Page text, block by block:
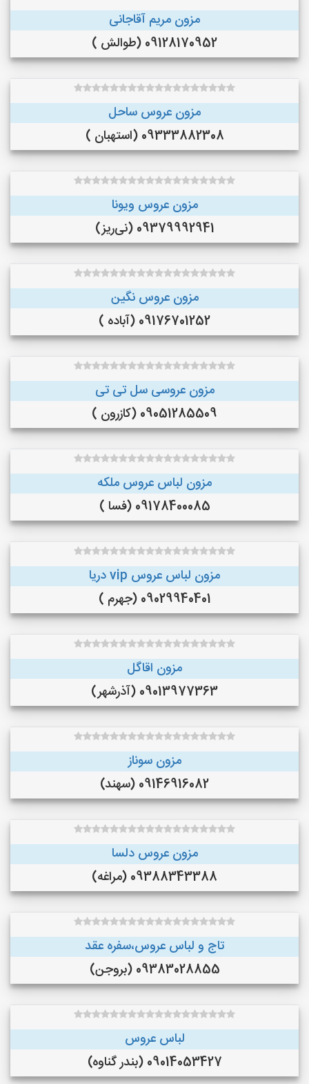
مزون مریم آقاجانی
09128170952 (طوالش )
مزون عروس ساحل
09333882308 (استهبان )
مزون عروس ویونا
09379992941 (نی‌ریز)
مزون عروس نگین
09176701252 (آباده )
مزون عروسی سل تی تی
09051285509 (کازرون )
مزون لباس عروس ملکه
09178400085 (فسا )
مزون لباس عروس vip دریا
09029940401 (جهرم )
مزون اقاگل
09013977363 (آذرشهر)
مزون سوناز
09146916082 (سهند)
مزون عروس دلسا
09388343388 (مراغه)
تاج و لباس عروس،سفره عقد
09383028855 (بروجن)
لباس عروس
09014053427 (بندر گناوه)